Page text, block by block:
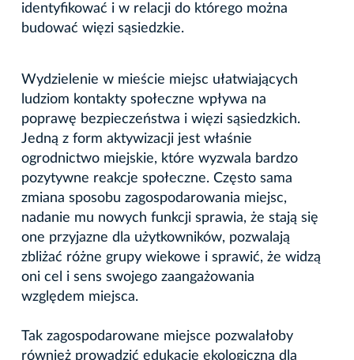
identyfikować i w relacji do którego można
budować więzi sąsiedzkie.
Wydzielenie w mieście miejsc ułatwiających
ludziom kontakty społeczne wpływa na
poprawę bezpieczeństwa i więzi sąsiedzkich.
Jedną z form aktywizacji jest właśnie
ogrodnictwo miejskie, które wyzwala bardzo
pozytywne reakcje społeczne. Często sama
zmiana sposobu zagospodarowania miejsc,
nadanie mu nowych funkcji sprawia, że stają się
one przyjazne dla użytkowników, pozwalają
zbliżać różne grupy wiekowe i sprawić, że widzą
oni cel i sens swojego zaangażowania
względem miejsca.
Tak zagospodarowane miejsce pozwalałoby
również prowadzić edukację ekologiczną dla